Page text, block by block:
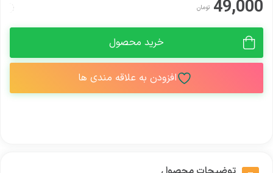
49,000 تومان
خرید محصول
افزودن به علاقه مندی ها